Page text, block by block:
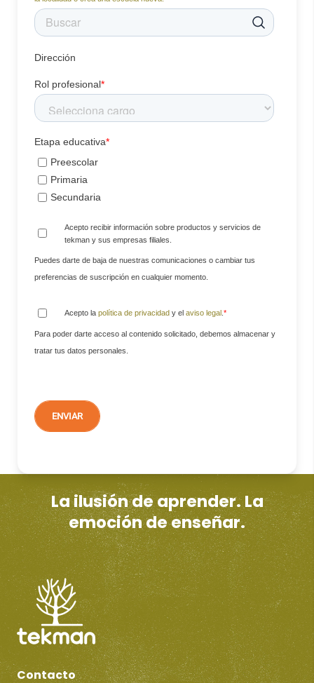
Dirección
Rol profesional*
Etapa educativa*
Preescolar
Primaria
Secundaria
Acepto recibir información sobre productos y servicios de
tekman y sus empresas filiales.
Puedes darte de baja de nuestras comunicaciones o cambiar tus
preferencias de suscripción en cualquier momento.
Acepto la política de privacidad y el aviso legal *
Para poder darte acceso al contenido solicitado, debemos almacenar y
tratar tus datos personales.
La ilusión de aprender. La
emoción de enseñar.
Contacto